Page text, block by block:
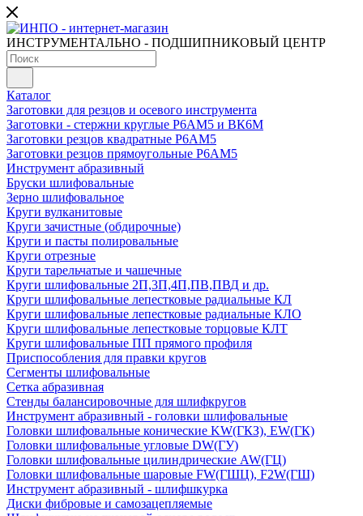
ИНСТРУМЕНТАЛЬНО - ПОДШИПНИКОВЫЙ ЦЕНТР
Каталог
Заготовки для резцов и осевого инструмента
Заготовки - стержни круглые Р6АМ5 и ВК6М
Заготовки резцов квадратные Р6АМ5
Заготовки резцов прямоугольные Р6АМ5
Инструмент абразивный
Бруски шлифовальные
Зерно шлифовальное
Круги вулканитовые
Круги зачистные (обдирочные)
Круги и пасты полировальные
Круги отрезные
Круги тарельчатые и чашечные
Круги шлифовальные 2П,3П,4П,ПВ,ПВД и др.
Круги шлифовальные лепестковые радиальные КЛ
Круги шлифовальные лепестковые радиальные КЛО
Круги шлифовальные лепестковые торцовые КЛТ
Круги шлифовальные ПП прямого профиля
Приспособления для правки кругов
Сегменты шлифовальные
Сетка абразивная
Стенды балансировочные для шлифкругов
Инструмент абразивный - головки шлифовальные
Головки шлифовальные конические KW(ГКЗ), EW(ГК)
Головки шлифовальные угловые DW(ГУ)
Головки шлифовальные цилиндрические AW(ГЦ)
Головки шлифовальные шаровые FW(ГШЦ), F2W(ГШ)
Инструмент абразивный - шлифшкурка
Диски фибровые и самозацепляемые